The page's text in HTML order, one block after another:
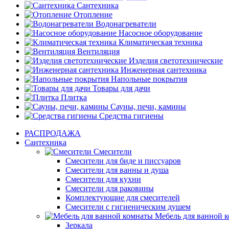
Сантехника
Отопление
Водонагреватели
Насосное оборудование
Климатическая техника
Вентиляция
Изделия светотехнические
Инженерная сантехника
Напольные покрытия
Товары для дачи
Плитка
Сауны, печи, камины
Средства гигиены
РАСПРОДАЖА
Сантехника
Смесители
Смесители для биде и писсуаров
Смесители для ванны и душа
Смесители для кухни
Смесители для раковины
Комплектующие для смесителей
Смесители с гигиеническим душем
Мебель для ванной
Зеркала